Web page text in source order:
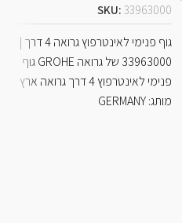
SKU: 33963000
גוף פנימי לאינטרפוץ גרואה 4 דרך |
33963000 של גרואה GROHE גוף
פנימי לאינטרפוץ 4 דרך גרואה ארץ
מותג: GERMANY